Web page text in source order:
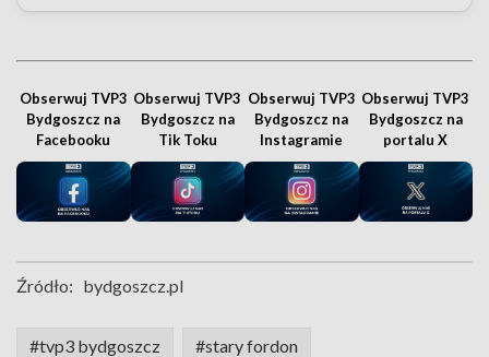
Obserwuj TVP3
Bydgoszcz na
Facebooku
Obserwuj TVP3
Bydgoszcz na
Tik Toku
Obserwuj TVP3
Bydgoszcz na
Instagramie
Obserwuj TVP3
Bydgoszcz na
portalu X
Źródło: bydgoszcz.pl
#tvp3 bydgoszcz #stary fordon